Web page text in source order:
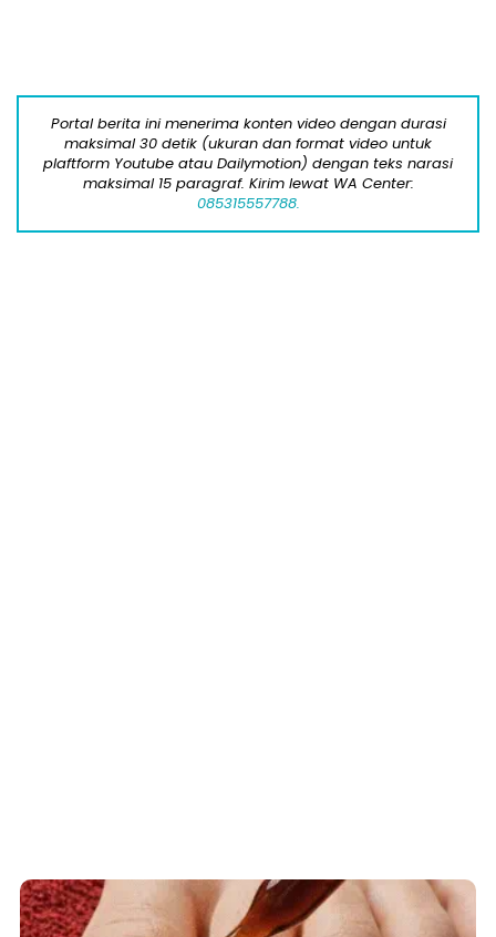
Portal berita ini menerima konten video dengan durasi
maksimal 30 detik (ukuran dan format video untuk
plaftform Youtube atau Dailymotion) dengan teks narasi
maksimal 15 paragraf. Kirim lewat WA Center:
085315557788.